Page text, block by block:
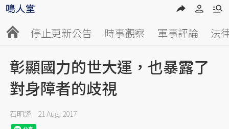
停止更新公告 時事觀察 軍事評論 法
彰顯國力的世大運，也暴露了
對身障者的歧視
石明謹 21 Aug, 2017